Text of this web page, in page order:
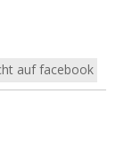
auf facebook